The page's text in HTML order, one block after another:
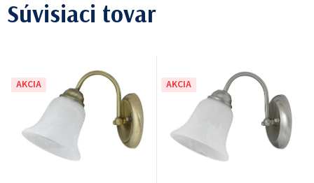
Súvisiaci tovar
AKCIA AKCIA